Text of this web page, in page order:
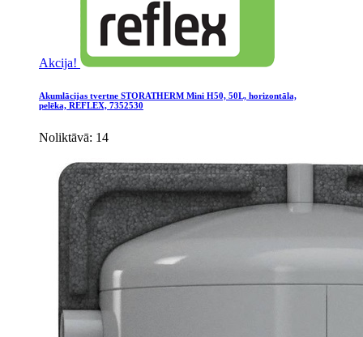
Akcija!
Akumlācijas tvertne STORATHERM Mini H50, 50L, horizontāla,
pelēka, REFLEX, 7352530
Noliktāvā: 14